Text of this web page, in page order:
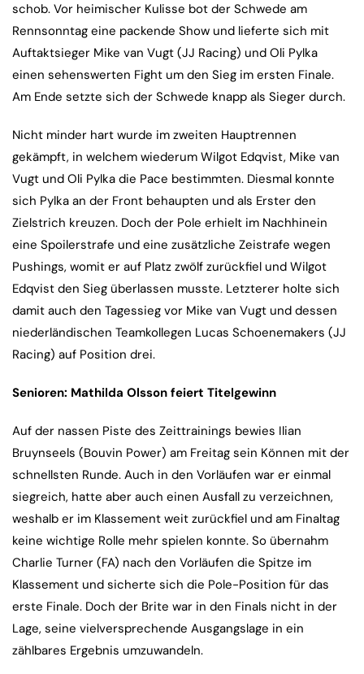
schob. Vor heimischer Kulisse bot der Schwede am
Rennsonntag eine packende Show und lieferte sich mit
Auftaktsieger Mike van Vugt (JJ Racing) und Oli Pylka
einen sehenswerten Fight um den Sieg im ersten Finale.
Am Ende setzte sich der Schwede knapp als Sieger durch.
Nicht minder hart wurde im zweiten Hauptrennen
gekämpft, in welchem wiederum Wilgot Edqvist, Mike van
Vugt und Oli Pylka die Pace bestimmten. Diesmal konnte
sich Pylka an der Front behaupten und als Erster den
Zielstrich kreuzen. Doch der Pole erhielt im Nachhinein
eine Spoilerstrafe und eine zusätzliche Zeistrafe wegen
Pushings, womit er auf Platz zwölf zurückfiel und Wilgot
Edqvist den Sieg überlassen musste. Letzterer holte sich
damit auch den Tagessieg vor Mike van Vugt und dessen
niederländischen Teamkollegen Lucas Schoenemakers (JJ
Racing) auf Position drei.
Senioren: Mathilda Olsson feiert Titelgewinn
Auf der nassen Piste des Zeittrainings bewies Ilian
Bruynseels (Bouvin Power) am Freitag sein Können mit der
schnellsten Runde. Auch in den Vorläufen war er einmal
siegreich, hatte aber auch einen Ausfall zu verzeichnen,
weshalb er im Klassement weit zurückfiel und am Finaltag
keine wichtige Rolle mehr spielen konnte. So übernahm
Charlie Turner (FA) nach den Vorläufen die Spitze im
Klassement und sicherte sich die Pole-Position für das
erste Finale. Doch der Brite war in den Finals nicht in der
Lage, seine vielversprechende Ausgangslage in ein
zählbares Ergebnis umzuwandeln.